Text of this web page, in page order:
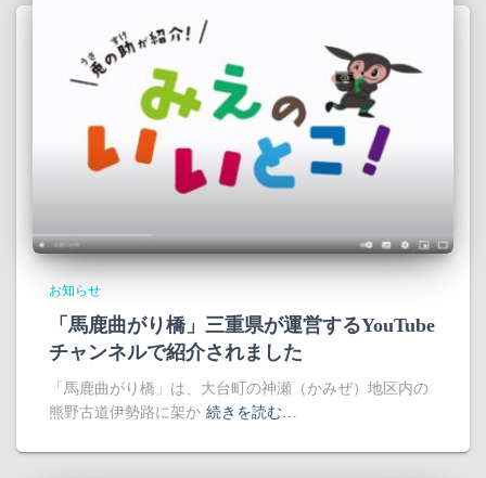
お知らせ
「馬鹿曲がり橋」三重県が運営するYouTube
チャンネルで紹介されました
「馬鹿曲がり橋」は、大台町の神瀬（かみぜ）地区内の
熊野古道伊勢路に架か 続きを読む…